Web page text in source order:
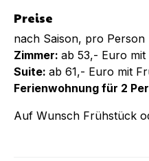
Preise
nach Saison, pro Person
Zimmer: ab 53,- Euro
Suite: ab 61,- Euro mit
Ferienwohnung für 2
Auf Wunsch Frühstück